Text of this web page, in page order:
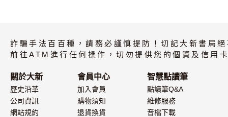
詐騙手法百百種，請務必謹慎提防！切記大新書局
前往ATM進行任何操作，切勿提供您的個資及信用
關於大新
歷史沿革
公司資訊
網站規約
會員中心
加入會員
購物須知
退貨換貨
智慧點讀筆
點讀筆Q&A
維修服務
音檔下載